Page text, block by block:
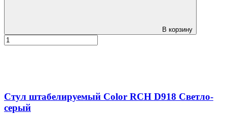
В корзину
Стул штабелируемый Color RCH D918 Светло-
серый